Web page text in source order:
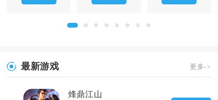
最新游戏 更多->
烽鼎江山